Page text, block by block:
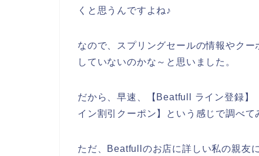
くと思うんですよね♪
なので、スプリングセールの情報やク
していないのかな～と思いました。
だから、早速、【Beatfull ライン登録
イン割引クーポン】という感じで調べて
ただ、Beatfullのお店に詳しい私の親友